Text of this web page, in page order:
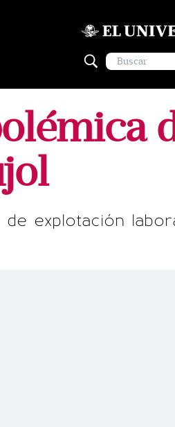
explotación